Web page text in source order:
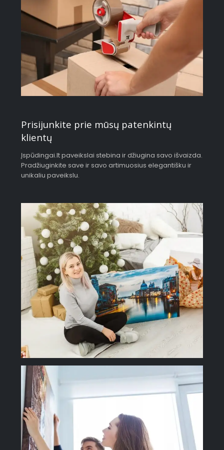
Prisijunkite prie mūsų patenkintų
klientų
Įspūdingai.lt paveikslai stebina ir džiugina savo išvaizda.
Pradžiuginkite save ir savo artimuosius elegantišku ir
unikaliu paveikslu.